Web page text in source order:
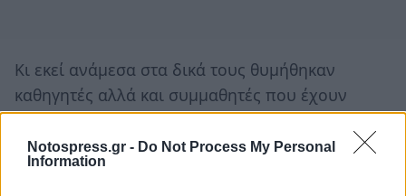
Notospress.gr - Do Not Process My Personal
Information
Κι εκεί ανάμεσα στα δικά τους θυμήθηκαν
καθηγητές αλλά και συμμαθητές που έχουν
φύγει.
Στη συνάντηση έκοψαν και την πρωτοχρονιάτικη